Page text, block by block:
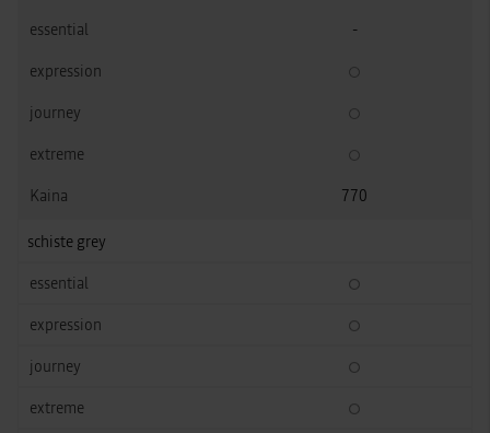
-
770
schiste grey